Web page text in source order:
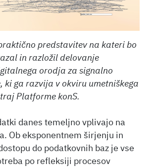
predstavitev na kateri bo
in razložil delovanje
orodja za signalno
ki ga razvija v okviru umetniškega
Platforme konS.
danes temeljno vplivajo na
Ob eksponentnem širjenju in
do podatkovnih baz je vse
po refleksiji procesov